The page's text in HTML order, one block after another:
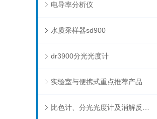
电导率分析仪
水质采样器sd900
dr3900分光光度计
实验室与便携式重点推荐产品